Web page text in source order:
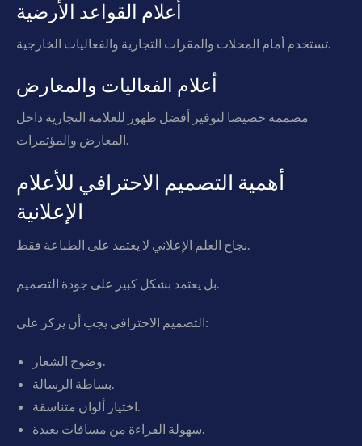
أعلام القواعد الأرضية
تستخدم أمام المحلات والمقرات التجارية والفعاليات الخارجية.
أعلام الفعاليات والمعارض
مصممة خصيصا لتوفير أفضل ظهور للعلامة التجارية داخل
المعارض والمؤتمرات.
أهمية التصميم الاحترافي للأعلام
الإعلانية
نجاح العلم الإعلاني لا يعتمد على الطباعة فقط.
بل يعتمد بشكل كبير على جودة التصميم.
التصميم الاحترافي يجب أن يركز على:
وضوح الشعار.
بساطة الرسالة.
اختيار ألوان متناسقة.
سهولة القراءة من مسافات بعيدة.